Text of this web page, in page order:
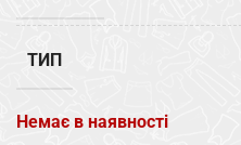
ТИП
Немає в наявності